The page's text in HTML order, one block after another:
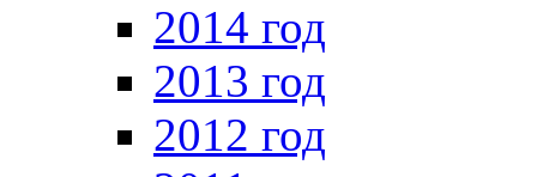
2014 год
2013 год
2012 год